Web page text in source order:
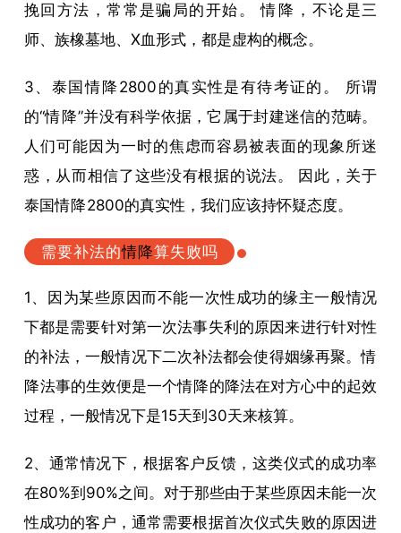
挽回方法，常常是骗局的开始。情降 ，不论是三
师、族橡墓地、X血形式，都是虚构的概念。
3、泰国情降 2800的真实性是有待考证的。 所谓
的“情降”并没有科学依据，它属于封建迷信的范畴。
人们可能因为一时的焦虑而容易被表面的现象所迷
惑，从而相信了这些没有根据的说法。 因此，关于
泰国情降2800的真实性，我们应该持怀疑态度。
需要补法的情降算失败吗
1、因为某些原因而不能一次性成功的缘主一般情况
下都是需要针对第一次法事失利的原因来进行针对性
的补法，一般情况下二次补法都会使得姻缘再聚。情
降法事的生效便是一个情降的降法在对方心中的起效
过程，一般情况下是15天到30天来核算。
2、通常情况下，根据客户反馈，这类仪式的成功率
在80%到90%之间。对于那些由于某些原因未能一次
性成功的客户，通常需要根据首次仪式失败的原因进